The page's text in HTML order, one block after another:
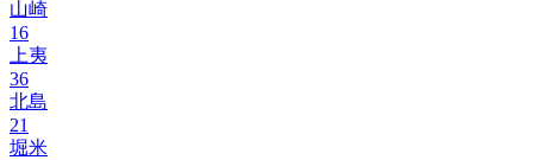
山崎
16
上夷
36
北島
21
堀米